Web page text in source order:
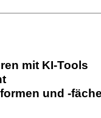
mit KI-Tools
und -